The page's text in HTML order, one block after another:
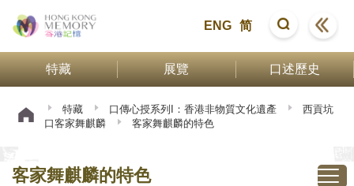
ENG 简
特藏 展覽 口述歷史
特藏 口傳心授系列I：香港非物質文化遺產
西貢坑
口客家舞麒麟
客家舞麒麟的特色
客家舞麒麟的特色